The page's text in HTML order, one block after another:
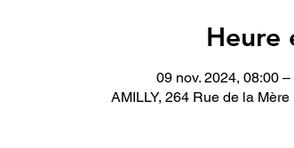
Heure
09 nov. 2024, 08:00
AMILLY, 264 Rue de la